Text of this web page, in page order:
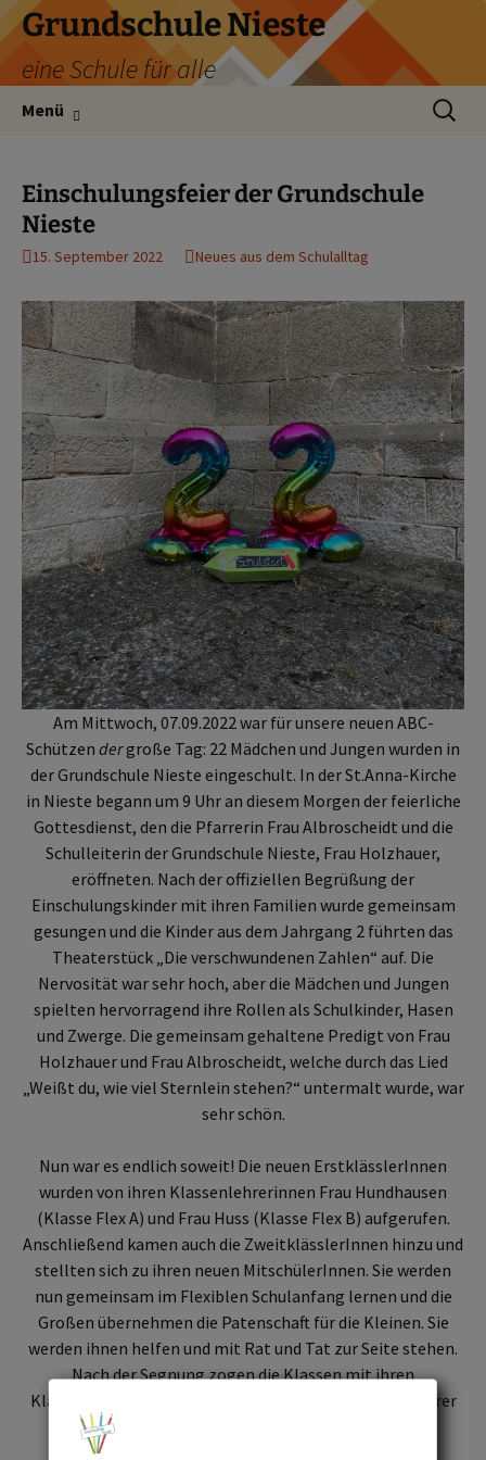
Zum
Inhalt
springen
Grundschule Nieste
eine Schule für alle
Menü
Suchen
nach:
Einschulungsfeier der Grundschule
Nieste
15. September 2022 Neues aus dem Schulalltag
Am Mittwoch, 07.09.2022 war für unsere neuen ABC-
Schützen dergroße Tag: 22 Mädchen und Jungen wurden in
der Grundschule Nieste eingeschult. In der St.Anna-Kirche
in Nieste begann um 9 Uhr an diesem Morgen der feierliche
Gottesdienst, den die Pfarrerin Frau Albroscheidt und die
Schulleiterin der Grundschule Nieste, Frau Holzhauer,
eröffneten. Nach der offiziellen Begrüßung der
Einschulungskinder mit ihren Familien wurde gemeinsam
gesungen und die Kinder aus dem Jahrgang 2 führten das
Theaterstück „Die verschwundenen Zahlen“ auf. Die
Nervosität war sehr hoch, aber die Mädchen und Jungen
spielten hervorragend ihre Rollen als Schulkinder, Hasen
und Zwerge. Die gemeinsam gehaltene Predigt von Frau
Holzhauer und Frau Albroscheidt, welche durch das Lied
„Weißt du, wie viel Sternlein stehen?“ untermalt wurde, war
sehr schön.
Nun war es endlich soweit! Die neuen ErstklässlerInnen
wurden von ihren Klassenlehrerinnen Frau Hundhausen
(Klasse Flex A) und Frau Huss (Klasse Flex B) aufgerufen.
Anschließend kamen auch die ZweitklässlerInnen hinzu und
stellten sich zu ihren neuen MitschülerInnen. Sie werden
nun gemeinsam im Flexiblen Schulanfang lernen und die
Großen übernehmen die Patenschaft für die Kleinen. Sie
werden ihnen helfen und mit Rat und Tat zur Seite stehen.
Nach der Segnung zogen die Klassen mit ihren
Klassenlehrerinnen aus der Kirche aus und gingen zu ihrer
ersten Schulstunde in die Schule. Stolz trugen die
ErstklässlerInnen ihren neuen Ranzen.